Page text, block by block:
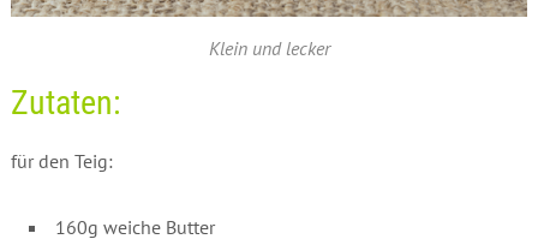
Klein und lecker
Zutaten:
für den Teig:
160g weiche Butter